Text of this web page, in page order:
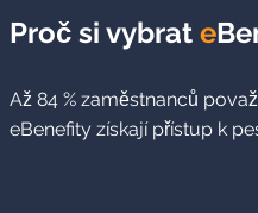
Proč si vybrat e
Až 84 % zaměstnanců
eBenefity získají přístup k